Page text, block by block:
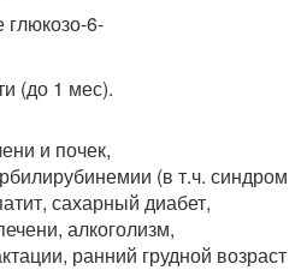
глюкозо-6-
(до 1 мес).
и почек,
(в т.ч. синдром
сахарный диабет,
алкоголизм,
ранний грудной возраст